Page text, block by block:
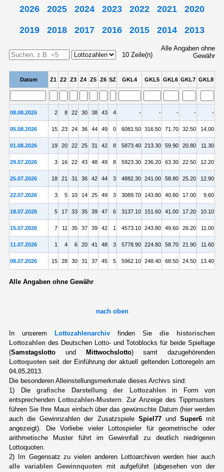
2026 2025 2024 2023 2022 2021 2020
2019 2018 2017 2016 2015 2014 2013
10 Zeile(n)
Alle Angaben ohne
Gewähr
Datum Z1 Z2 Z3 Z4 Z5 Z6 SZ GKL4 GKL5 GKL6 GKL7 GKL8
08.08.2026 2 8 22 30 38 43 4 - - - - -
05.08.2026 15 23 24 36 44 49 0 6081.50 316.50 71.70 32.50 14.00
01.08.2026 19 20 22 25 31 42 8 5873.40 213.30 59.90 20.80 11.30
29.07.2026 3 16 22 43 48 49 8 5923.30 236.20 63.30 22.50 12.20
25.07.2026 18 21 31 36 42 44 3 4882.30 241.00 58.80 25.20 12.90
22.07.2026 3 5 10 14 25 49 3 3089.70 143.80 40.80 17.00 9.60
18.07.2026 5 17 33 35 39 47 6 3137.10 151.60 41.00 17.20 10.10
15.07.2026 7 11 35 37 39 42 1 4573.10 243.80 49.60 26.20 11.00
11.07.2026 1 4 6 20 41 48 3 5778.90 224.80 58.70 21.90 11.60
08.07.2026 15 28 30 31 37 45 5 5962.10 248.40 68.50 24.50 13.40
Alle Angaben ohne Gewähr
nach oben
In unserem Lottozahlenarchiv finden Sie die historischen
Lottozahlen des Deutschen Lotto- und Totoblocks für beide Spieltage
(Samstagslotto und Mittwochslotto) samt dazugehörenden
Lottoquoten seit der Einführung der aktuell geltenden Lottoregeln am
04.05.2013
Die besonderen Alleinstellungsmerkmale dieses Archivs sind:
1) Die grafische Darstellung der Lottozahlenin Form von
entsprechenden Lottozahlen-Mustern . Zur Anzeige des Tippmusters
führen Sie Ihre Maus einfach über das gewünschte Datum (hier werden
auch die Gewinnzahlen der Zusatzspiele Spiel77und Super6mit
angezeigt). Die Vorliebe vieler Lottospieler für geometrische oder
arithmetische Muster führt im Gewinnfall zu deutlich niedrigeren
Lottoquoten.
2) Im Gegensatz zu vielen anderen Lottoarchiven werden hier auch
alle variablen Gewinnquoten mit aufgeführt (abgesehen von der